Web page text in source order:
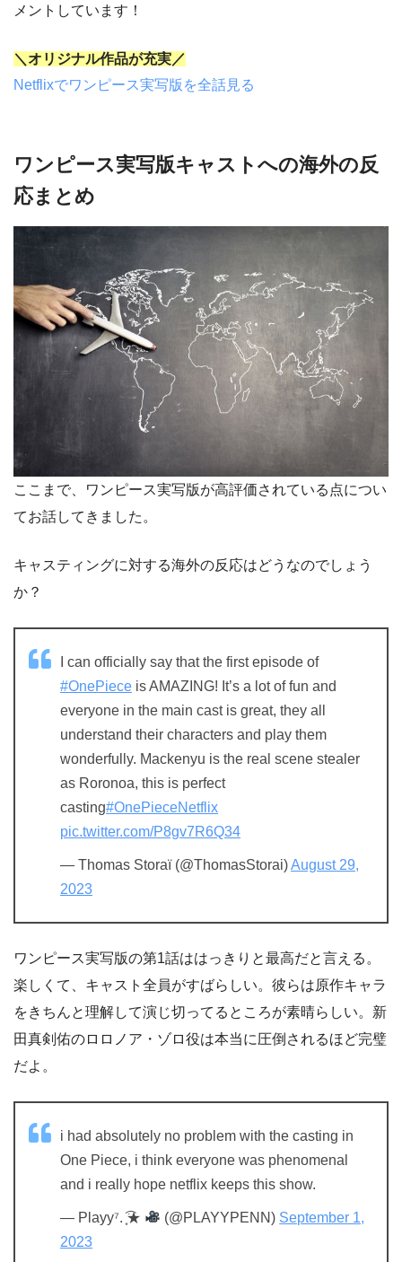
メントしています！
＼オリジナル作品が充実／
Netflixでワンピース実写版を全話見る
ワンピース実写版キャストへの海外の反
応まとめ
ここまで、ワンピース実写版が高評価されている点につい
てお話してきました。
キャスティングに対する海外の反応はどうなのでしょう
か？
I can officially say that the first episode of
#OnePiece is AMAZING! It’s a lot of fun and
everyone in the main cast is great, they all
understand their characters and play them
wonderfully. Mackenyu is the real scene stealer
as Roronoa, this is perfect
casting#OnePieceNetflix
pic.twitter.com/P8gv7R6Q34
— Thomas Storaï (@ThomasStorai)August 29,
2023
ワンピース実写版の第1話ははっきりと最高だと言える。
楽しくて、キャスト全員がすばらしい。彼らは原作キャラ
をきちんと理解して演じ切ってるところが素晴らしい。新
田真剣佑のロロノア・ゾロ役は本当に圧倒されるほど完璧
だよ。
i had absolutely no problem with the casting in
One Piece, i think everyone was phenomenal
and i really hope netflix keeps this show.
— Playy⁷. ͙͘͡★ (@PLAYYPENN) September 1,
2023